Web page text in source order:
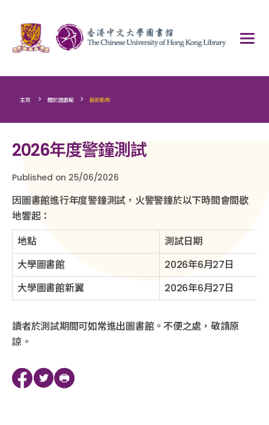
主頁 > 關於圖書館 > 最新動態
2026年度警鐘測試
Published on 25/06/2026
因圖書館進行年度警鐘測試，火警警鐘於以下時間會間歇
地響起：
地點
測試日期
大學圖書館
2026年6月27日
大學圖書館新翼
2026年6月27日
讀者於測試期間可如常進出圖書館。不便之處，敬請原
諒。